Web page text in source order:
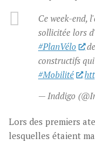
Ce week-end,
sollicitée lors
#PlanVélo
constructifs
#Mobilité
— Inddigo
Lors des premiers
lesquelles étaient